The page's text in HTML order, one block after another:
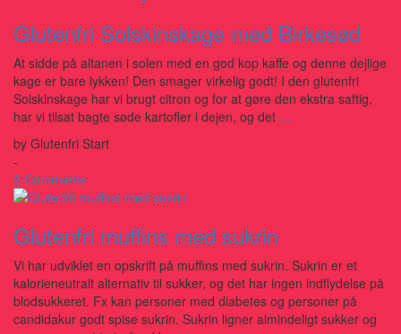
Glutenfri Solskinskage med Birkesød
At sidde på altanen i solen med en god kop kaffe og denne dejlige
kage er bare lykken! Den smager virkelig godt! I den glutenfri
Solskinskage har vi brugt citron og for at gøre den ekstra saftig,
har vi tilsat bagte søde kartofler i dejen, og det …
by Glutenfri Start
-
2 Comments
Glutenfri muffins med sukrin
Vi har udviklet en opskrift på muffins med sukrin. Sukrin er et
kalorieneutralt alternativ til sukker, og det har ingen indflydelse på
blodsukkeret. Fx kan personer med diabetes og personer på
candidakur godt spise sukrin. Sukrin ligner almindeligt sukker og